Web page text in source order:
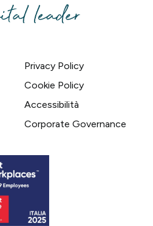
Privacy Policy
Cookie Policy
Accessibilità
Corporate Governance